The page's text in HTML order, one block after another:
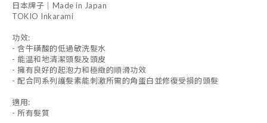
日本牌子｜Made in Japan
TOKIO Inkarami
功效:
- 含牛磺酸的低過敏洗髮水
- 能温和地清潔頭髮及頭皮
- 擁有良好的起泡力和極緻的順滑功效
- 配合同系列護髮素能刺激所需的角蛋白並修復受損的頭髮
適用:
- 所有髮質